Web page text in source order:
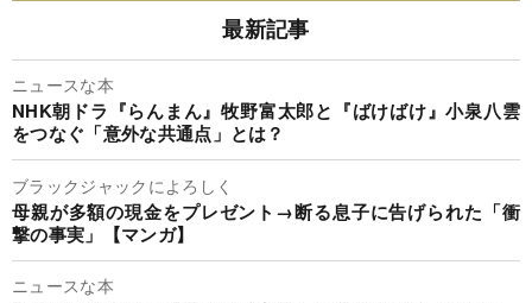
最新記事
ニュースな本
NHK朝ドラ『らんまん』牧野富太郎と『ばけばけ』小泉八雲
をつなぐ「意外な共通点」とは？
ブラックジャックによろしく
母親が多額の現金をプレゼント→断る息子に告げられた「衝
撃の事実」【マンガ】
ニュースな本